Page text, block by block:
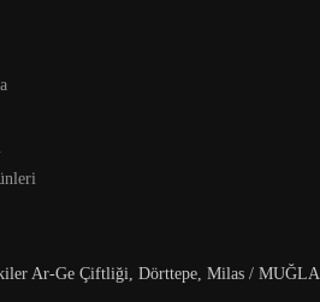
Ar-Ge Çiftliği, Dörttepe, Milas / MUĞLA